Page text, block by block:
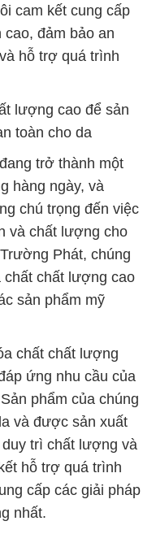
cam kết cung cấp
đảm bảo an
hỗ trợ quá trình
lượng cao để sản
toàn cho da
trở thành một
hàng ngày, và
chú trọng đến việc
và chất lượng cho
Phát, chúng
chất chất lượng cao
sản phẩm mỹ
chất chất lượng
ứng nhu cầu của
phẩm của chúng
và được sản xuất
trì chất lượng và
hỗ trợ quá trình
cấp các giải pháp
nhất.